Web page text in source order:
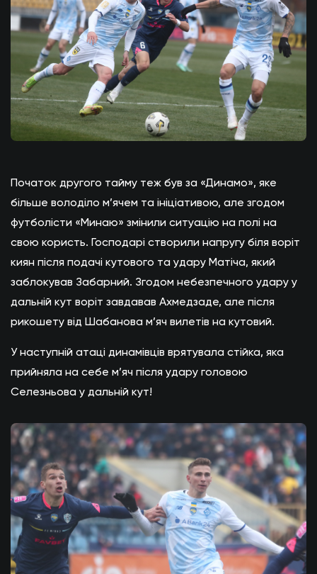
Початок другого тайму теж був за «Динамо», яке
більше володіло м’ячем та ініціативою, але згодом
футболісти «Минаю» змінили ситуацію на полі на
свою користь. Господарі створили напругу біля воріт
киян після подачі кутового та удару Матіча, який
заблокував Забарний. Згодом небезпечного удару у
дальній кут воріт завдавав Ахмедзаде, але після
рикошету від Шабанова м’яч вилетів на кутовий.
У наступній атаці динамівців врятувала стійка, яка
прийняла на себе м’яч після удару головою
Селезньова у дальній кут!